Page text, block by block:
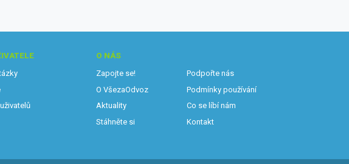
O NÁS
Zapojte se!
O VšezaOdvoz
Aktuality
Stáhněte si
Podpořte nás
Podmínky používání
Co se líbí nám
Kontakt